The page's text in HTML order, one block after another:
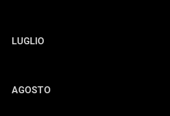
LUGLIO
AGOSTO